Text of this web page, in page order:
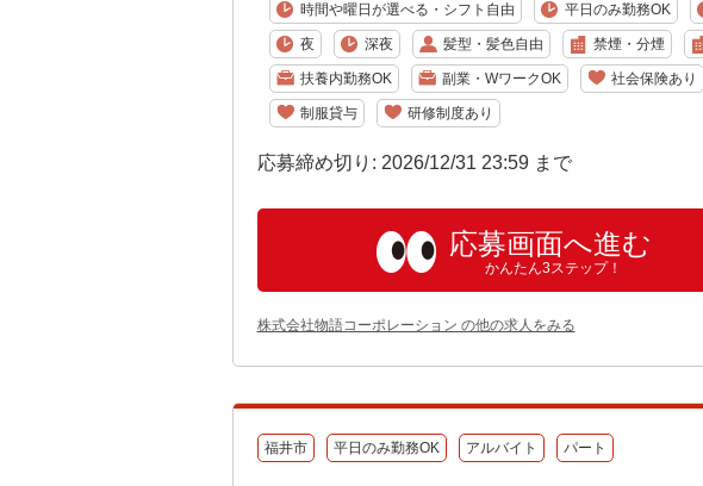
時間や曜日が選べる・シフト自由 平日のみ勤務OK
夜 深夜 髪型・髪色自由 禁煙・分煙
扶養内勤務OK 副業・WワークOK 社会保険あり
制服貸与 研修制度あり
応募締め切り: 2026/12/31 23:59 まで
応募画面へ進む
かんたん3ステップ！
株式会社物語コーポレーション の他の求人をみる
福井市 平日のみ勤務OK アルバイト パート